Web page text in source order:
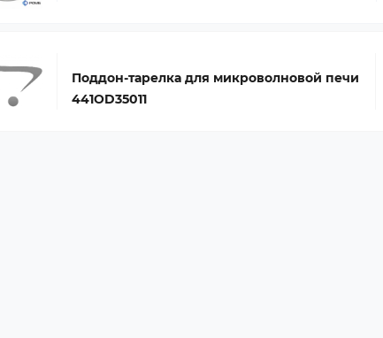
Поддон-тарелка для микроволновой печи
441OD35011